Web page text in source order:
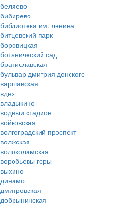
беляево
бибирево
библиотека им. ленина
битцевский парк
боровицкая
ботанический сад
братиславская
бульвар дмитрия донского
варшавская
вднх
владыкино
водный стадион
войковская
волгоградский проспект
волжская
волоколамская
воробьевы горы
выхино
динамо
дмитровская
добрынинская